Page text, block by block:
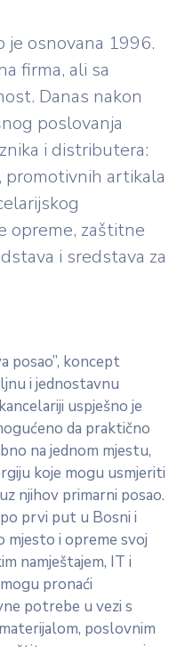
je osnovana 1996.
firma, ali sa
Danas nakon
poslovanja
i distributera:
promotivnih artikala
opreme, zaštitne
i sredstava za
posao”, koncept
i jednostavnu
uspješno je
da praktično
na jednom mjestu,
koje mogu usmjeriti
njihov primarni posao.
prvi put u Bosni i
mjesto i opreme svoj
namještajem, IT i
pronaći
potrebe u vezi s
poslovnim